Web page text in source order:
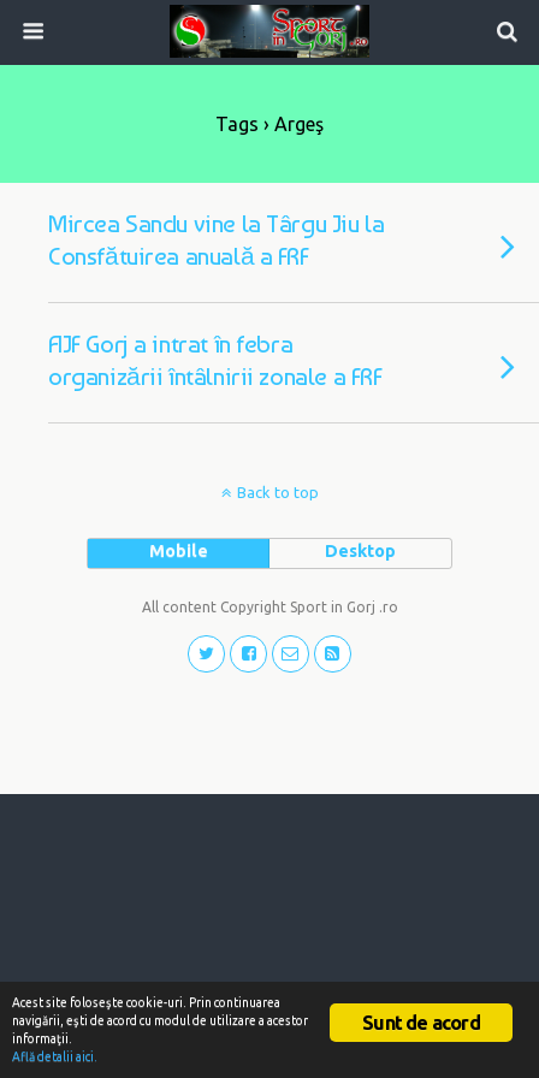
Tags › Argeş
Mircea Sandu vine la Târgu Jiu la
Consfătuirea anuală a FRF
AJF Gorj a intrat în febra
organizării întâlnirii zonale a FRF
Back to top
Mobile Desktop
All content Copyright Sport in Gorj .ro
Sunt de acord
Acest site foloseşte cookie-uri. Prin continuarea
navigării, eşti de acord cu modul de utilizare a acestor
informaţii.
Află detalii aici.